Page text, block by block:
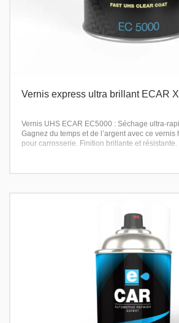
Vernis express ultra brillant ECAR
Vernis UHS ECAR EC5000 : Séchage ultra-
Gagnez du temps et de l’argent avec ce vernis
pour carrosserie. Finition brillante et résistante.